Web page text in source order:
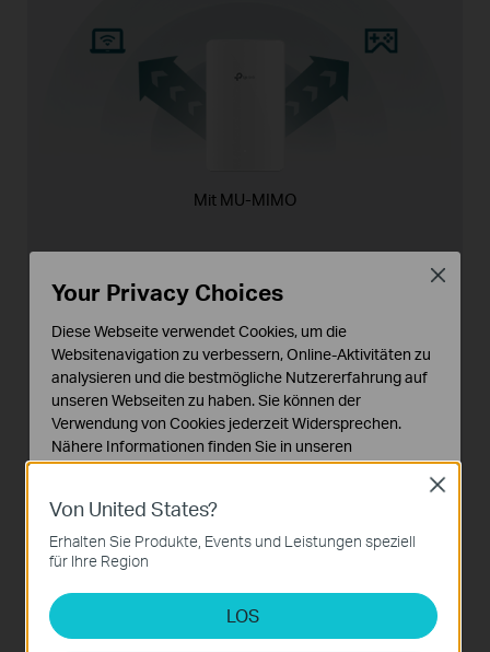
Mit MU-MIMO
Ohne MU-MIMO
5 GHz
Mbps
Von United States?
Erhalten Sie Produkte, Events und Leistungen speziell
für Ihre Region
LOS
Close
Your Privacy Choices
Diese Webseite verwendet Cookies, um die
Websitenavigation zu verbessern, Online-Aktivitäten zu
analysieren und die bestmögliche Nutzererfahrung auf
unseren Webseiten zu haben. Sie können der
Verwendung von Cookies jederzeit Widersprechen.
Nähere Informationen finden Sie in unseren
Datenschutzhinweisen.
Notwendige Cookies
erforderlich und können in Ihren Systemen nicht
Analyse- und Marketing-Cookies
Analyse-Cookies ermöglichen es uns, Ihre Aktivitäten
Close